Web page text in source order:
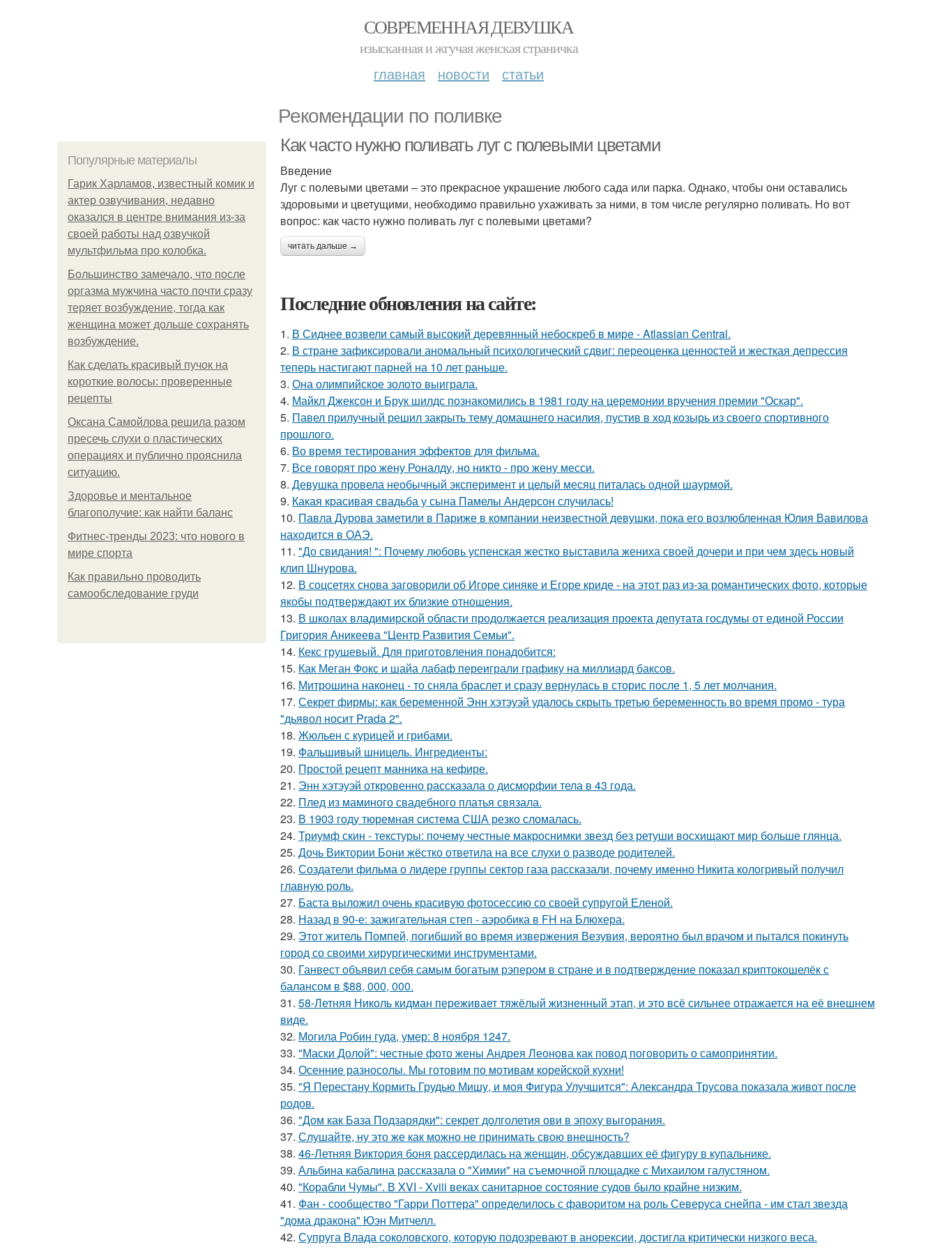
СОВРЕМЕННАЯ ДЕВУШКА
изысканная и жгучая женская страничка
главная новости статьи
Рекомендации по поливке
Популярные материалы
Гарик Харламов, известный комик и
актер озвучивания, недавно
оказался в центре внимания из-за
своей работы над озвучкой
мультфильма про колобка.
Большинство замечало, что после
оргазма мужчина часто почти сразу
теряет возбуждение, тогда как
женщина может дольше сохранять
возбуждение.
Как сделать красивый пучок на
короткие волосы: проверенные
рецепты
Оксана Самойлова решила разом
пресечь слухи о пластических
операциях и публично прояснила
ситуацию.
Здоровье и ментальное
благополучие: как найти баланс
Фитнес-тренды 2023: что нового в
мире спорта
Как правильно проводить
самообследование груди
Как часто нужно поливать луг с полевыми цветами
Введение
Луг с полевыми цветами – это прекрасное украшение любого сада или парка. Однако, чтобы они оставались
здоровыми и цветущими, необходимо правильно ухаживать за ними, в том числе регулярно поливать. Но вот
вопрос: как часто нужно поливать луг с полевыми цветами?
читать дальше →
Последние обновления на сайте:
1. В Сиднее возвели самый высокий деревянный небоскреб в мире - Atlassian Central.
2. В стране зафиксировали аномальный психологический сдвиг: переоценка ценностей и жесткая депрессия
теперь настигают парней на 10 лет раньше.
3. Она олимпийское золото выиграла.
4. Майкл Джексон и Брук шилдс познакомились в 1981 году на церемонии вручения премии "Оскар".
5. Павел прилучный решил закрыть тему домашнего насилия, пустив в ход козырь из своего спортивного
прошлого.
6. Во время тестирования эффектов для фильма.
7. Все говорят про жену Роналду, но никто - про жену месси.
8. Девушка провела необычный эксперимент и целый месяц питалась одной шаурмой.
9. Какая красивая свадьба у сына Памелы Андерсон случилась!
10. Павла Дурова заметили в Париже в компании неизвестной девушки, пока его возлюбленная Юлия Вавилова
находится в ОАЭ.
11. "До свидания! ": Почему любовь успенская жестко выставила жениха своей дочери и при чем здесь новый
клип Шнурова.
12. В соцсетях снова заговорили об Игоре синяке и Егоре криде - на этот раз из-за романтических фото, которые
якобы подтверждают их близкие отношения.
13. В школах владимирской области продолжается реализация проекта депутата госдумы от единой России
Григория Аникеева "Центр Развития Семьи".
14. Кекс грушевый. Для приготовления понадобится:
15. Как Меган Фокс и шайа лабаф переиграли графику на миллиард баксов.
16. Митрошина наконец - то сняла браслет и сразу вернулась в сторис после 1, 5 лет молчания.
17. Секрет фирмы: как беременной Энн хэтэуэй удалось скрыть третью беременность во время промо - тура
"дьявол носит Prada 2".
18. Жюльен с курицей и грибами.
19. Фальшивый шницель. Ингредиенты:
20. Простой рецепт манника на кефире.
21. Энн хэтэуэй откровенно рассказала о дисморфии тела в 43 года.
22. Плед из маминого свадебного платья связала.
23. В 1903 году тюремная система США резко сломалась.
24. Триумф скин - текстуры: почему честные макроснимки звезд без ретуши восхищают мир больше глянца.
25. Дочь Виктории Бони жёстко ответила на все слухи о разводе родителей.
26. Создатели фильма о лидере группы сектор газа рассказали, почему именно Никита кологривый получил
главную роль.
27. Баста выложил очень красивую фотосессию со своей супругой Еленой.
28. Назад в 90-е: зажигательная степ - аэробика в FH на Блюхера.
29. Этот житель Помпей, погибший во время извержения Везувия, вероятно был врачом и пытался покинуть
город со своими хирургическими инструментами.
30. Ганвест объявил себя самым богатым рэпером в стране и в подтверждение показал криптокошелёк с
балансом в $88, 000, 000.
31. 58-Летняя Николь кидман переживает тяжёлый жизненный этап, и это всё сильнее отражается на её внешнем
виде.
32. Могила Робин гуда, умер: 8 ноября 1247.
33. "Маски Долой": честные фото жены Андрея Леонова как повод поговорить о самопринятии.
34. Осенние разносолы. Мы готовим по мотивам корейской кухни!
35. "Я Перестану Кормить Грудью Мишу, и моя Фигура Улучшится": Александра Трусова показала живот после
родов.
36. "Дом как База Подзарядки": секрет долголетия ови в эпоху выгорания.
37. Слушайте, ну это же как можно не принимать свою внешность?
38. 46-Летняя Виктория боня рассердилась на женщин, обсуждавших её фигуру в купальнике.
39. Альбина кабалина рассказала о "Химии" на съемочной площадке с Михаилом галустяном.
40. "Корабли Чумы". В XVI - Xviii веках санитарное состояние судов было крайне низким.
41. Фан - сообщество "Гарри Поттера" определилось с фаворитом на роль Северуса снейпа - им стал звезда
"дома дракона" Юэн Митчелл.
42. Супруга Влада соколовского, которую подозревают в анорексии, достигла критически низкого веса.